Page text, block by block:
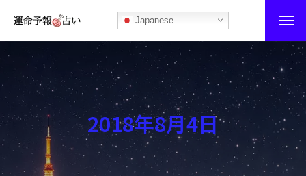
Japanese
運命予報占い
運命予報占いとは
あなたの所属部屋を探そう！
最恐の相性占い
2018年8月4日